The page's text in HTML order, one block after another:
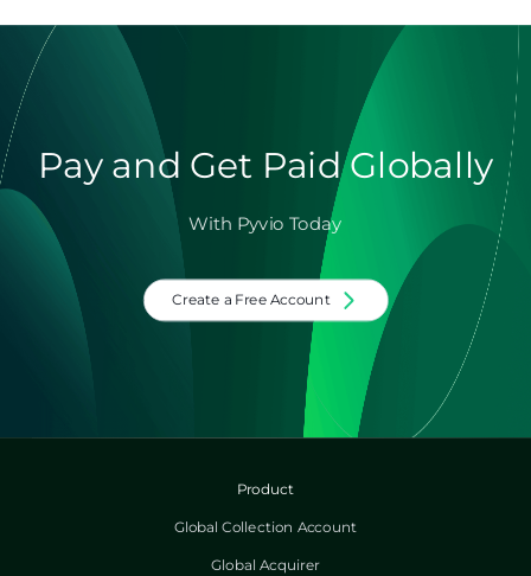
Pay and Get Paid Globally
With Pyvio Today
Create a Free Account
Product
Global Collection Account
Global Acquirer